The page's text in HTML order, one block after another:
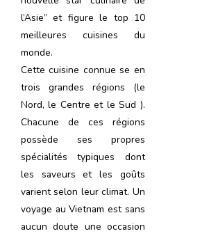
l’Asie” et figure le top 10
meilleures cuisines du
monde.
Cette cuisine connue se en
trois grandes régions (le
Nord, le Centre et le Sud ).
Chacune de ces régions
possède ses propres
spécialités typiques dont
les saveurs et les goûts
varient selon leur climat. Un
voyage au Vietnam est sans
aucun doute une occasion